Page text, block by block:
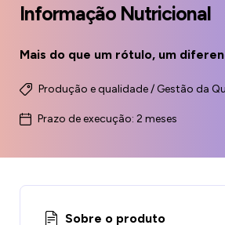
Informação Nutricional
Mais do que um rótulo, um
Produção e qualidade / Gestão da
Prazo de execução: 2 meses
Sobre o produto